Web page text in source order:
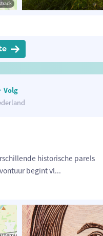
Volg
historische parels
begint vl...